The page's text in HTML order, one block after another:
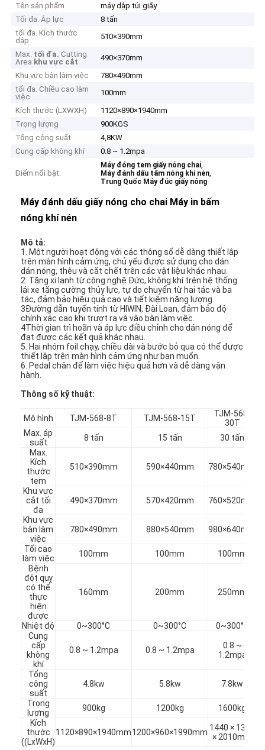
Nhà
Tên sản phẩm
máy dập túi giấy
Tối đa. Áp lực
8 tấn
tối đa. Kích thước
dập
510×390mm
Max. tối đa. Cutting
Area khu vực cắt
490×370mm
Khu vực bàn làm việc
780×490mm
tối đa. Chiều cao làm
việc
100mm
Kích thước (LXWXH)
1120×890×1940mm
Trọng lượng
900KGS
Tổng công suất
4,8KW
Cung cấp không khí
0.8 ~ 1.2mpa
Điểm nổi bật:
Máy đóng tem giấy nóng chai,
Máy đánh dấu tấm nóng khí nén,
Trung Quốc Máy đúc giấy nóng
Máy đánh dấu giấy nóng cho chai Máy in bấm
nóng khí nén
Mô tả:
1. Một người hoạt động với các thông số dễ dàng thiết lập
trên màn hình cảm ứng, chủ yếu được sử dụng cho dán
dán nóng, thêu và cắt chết trên các vật liệu khác nhau.
2. Tăng xi lanh từ công nghệ Đức, không khí trên hệ thống
lái xe tăng cường thủy lực, tự do chuyển từ hai tác và ba
tác, đảm bảo hiệu quả cao và tiết kiệm năng lượng.
3Đường dẫn tuyến tính từ HIWIN, Đài Loan, đảm bảo độ
chính xác cao khi trượt ra và vào bàn làm việc.
4Thời gian trì hoãn và áp lực điều chỉnh cho dán nóng để
đạt được các kết quả khác nhau.
5. Hai nhóm foil chạy, chiều dài và bước bỏ qua có thể được
thiết lập trên màn hình cảm ứng như bạn muốn.
6. Pedal chân để làm việc hiệu quả hơn và dễ dàng vận
hành.
Thông số kỹ thuật:
Mô hình TJM-568-8T TJM-568-15T
TJM-568-
30T
Max. áp
suất
8 tấn 15 tấn
30 tấn
Max.
Kích
thước
tem
510×390mm 590×440mm 780×540mm
Khu vực
cắt tối
đa
490×370mm 570×420mm 760×520mm
Khu vực
bàn làm
việc
780×490mm 880×540mm 980×640mm
Tối cao
làm việc
100mm 100mm
100mm
Bệnh
đột quỵ
có thể
thực
hiện
được
160mm 200mm 250mm
Nhiệt độ 0~300°C 0~300°C
0~300°C
Cung
cấp
không
khí
0.8 ~ 1.2mpa 0.8 ~ 1.2mpa
0.8 ~
1.2mpa
Tổng
công
suất
4.8kw 5.8kw 7.8kw
Trọng
lượng
900kg 1200kg
1600kg
Kích
thước
((LxWxH)
1120×890×1940mm1200×960×1990mm 1440 × 1330
× 2010mm